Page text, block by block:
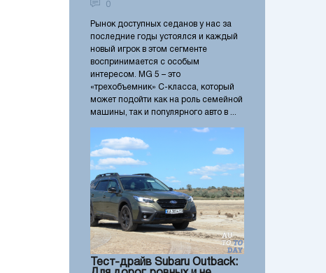
0
Рынок доступных седанов у нас за
последние годы устоялся и каждый
новый игрок в этом сегменте
воспринимается с особым
интересом. MG 5 – это
«трехобъемник» С-класса, который
может подойти как на роль семейной
машины, так и популярного авто в ...
Тест-драйв Subaru Outback: